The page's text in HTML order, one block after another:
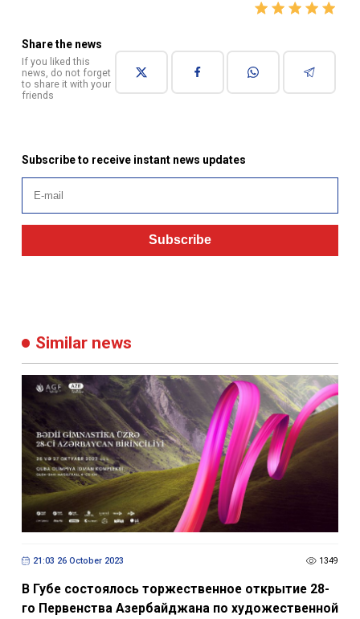
Share the news
If you liked this
news, do not forget
to share it with your
friends
Subscribe to receive instant news updates
Subscribe
Similar news
21:03 26 October 2023 1349
В Губе состоялось торжественное открытие 28-
го Первенства Азербайджана по художественной